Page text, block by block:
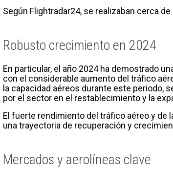
Según Flightradar24, se realizaban cerca
Robusto crecimiento en 2024
En particular, el año 2024 ha demostrado
con el considerable aumento del tráfico
la capacidad aéreos durante este periodo,
por el sector en el restablecimiento y la
El fuerte rendimiento del tráfico aéreo y de
una trayectoria de recuperación y
Mercados y aerolíneas clave